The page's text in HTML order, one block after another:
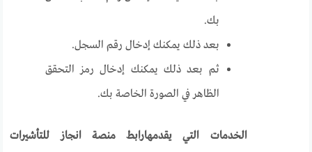
بك.
بعد ذلك يمكنك إدخال رقم السجل.
ثم بعد ذلك يمكنك إدخال رمز التحقق
الظاهر في الصورة الخاصة بك.
الخدمات التي يقدمهارابط منصة انجاز للتأشيرات